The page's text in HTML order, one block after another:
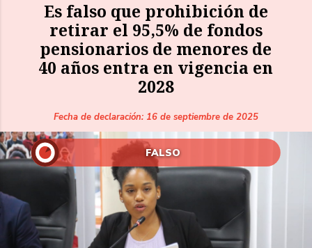
FALSO
Es falso que prohibición de
retirar el 95,5% de fondos
pensionarios de menores de
40 años entra en vigencia en
2028
Fecha de declaración: 16 de septiembre de 2025